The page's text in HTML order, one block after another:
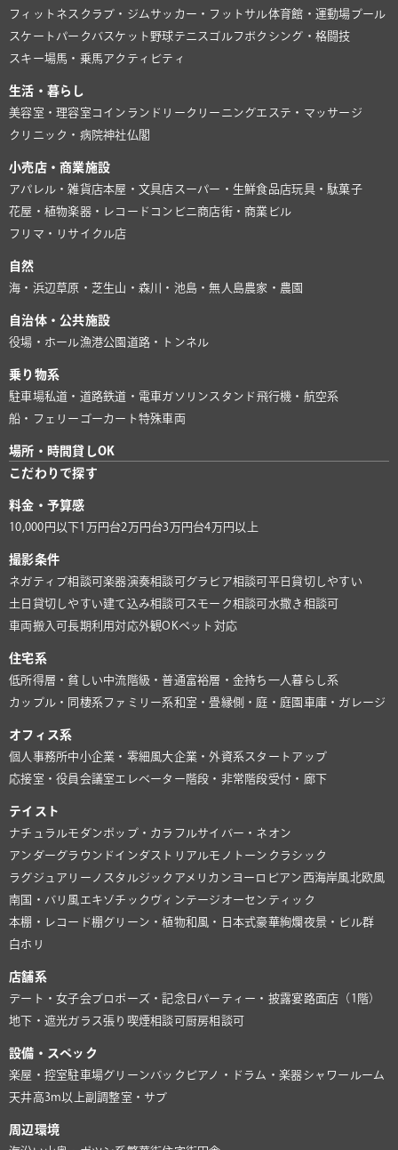
フィットネスクラブ・ジム サッカー・フットサル体育館・運動場プール
スケートパーク バスケット 野球テニス ゴルフ ボクシング・格闘技
スキー場馬・乗馬アクティビティ
生活・暮らし
美容室・理容室 コインランドリー クリーニングエステ・マッサージ
クリニック・病院神社仏閣
小売店・商業施設
アパレル・雑貨店本屋・文具店 スーパー・生鮮食品店玩具・駄菓子
花屋・植物楽器・レコード コンビニ商店街・商業ビル
フリマ・リサイクル店
自然
海・浜辺 草原・芝生山・森川・池島・無人島農家・農園
自治体・公共施設
役場・ホール漁港公園 道路・トンネル
乗り物系
駐車場私道・道路鉄道・電車 ガソリンスタンド 飛行機・航空系
船・フェリー ゴーカート特殊車両
場所・時間貸しOK
こだわりで探す
料金・予算感
10,000円以下1万円台2万円台3万円台4万円以上
撮影条件
ネガティブ相談可楽器演奏相談可 グラビア相談可 平日貸切しやすい
土日貸切しやすい建て込み相談可 スモーク相談可 水撒き相談可
車両搬入可長期利用対応外観OKペット対応
住宅系
低所得層・貧しい中流階級・普通富裕層・金持ち 一人暮らし系
カップル・同棲系ファミリー系和室・畳縁側・庭・庭園 車庫・ガレージ
オフィス系
個人事務所中小企業・零細風大企業・外資系スタートアップ
応接室・役員会議室 エレベーター 階段・非常階段受付・廊下
テイスト
ナチュラルモダンポップ・カラフルサイバー・ネオン
アンダーグラウンド インダストリアルモノトーン クラシック
ラグジュアリー ノスタルジック アメリカン ヨーロピアン 西海岸風北欧風
南国・バリ風 エキゾチック ヴィンテージ オーセンティック
本棚・レコード棚グリーン・植物和風・日本式豪華絢爛夜景・ビル群
白ホリ
店舗系
デート・女子会プロポーズ・記念日 パーティー・披露宴路面店（1階）
地下・遮光ガラス張り 喫煙相談可 厨房相談可
設備・スペック
楽屋・控室駐車場グリーンバック ピアノ・ドラム・楽器シャワールーム
天井高3m以上副調整室・サブ
周辺環境